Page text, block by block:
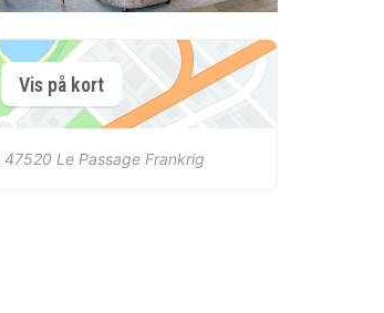
Vis på kort
47520 Le Passage Frankrig